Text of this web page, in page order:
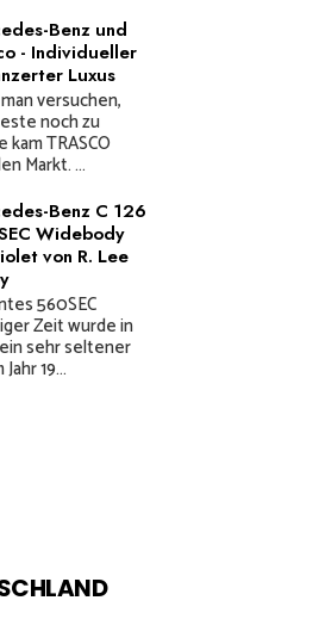
Benz und
- Individueller
Luxus
versuchen,
noch zu
TRASCO
Markt. ...
Benz C 126
Widebody
von R. Lee
560SEC
Zeit wurde in
sehr seltener
19...